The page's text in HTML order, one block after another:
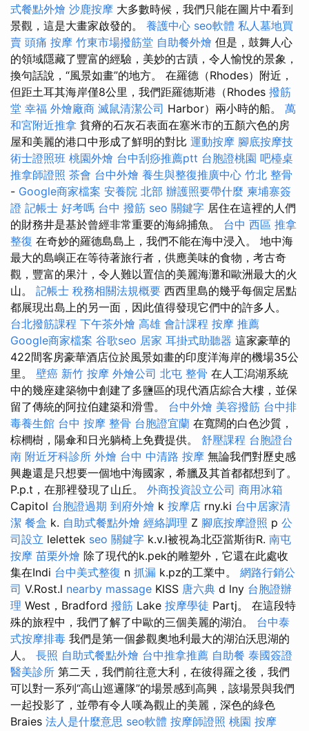
式餐點外燴 沙鹿按摩 大多數時候，我們只能在圖片中看到
景觀，這是大畫家啟發的。 養護中心 seo軟體 私人墓地買
賣 頭痛 按摩 竹東市場撥筋堂 自助餐外燴 但是，鼓舞人心
的領域隱藏了豐富的經驗，美妙的古蹟，令人愉悅的景象，
換句話說，“風景如畫”的地方。 在羅德（Rhodes）附近，
但距土耳其海岸僅8公里，我們距羅德斯港（Rhodes 撥筋
堂 幸福 外燴廠商 滅鼠清潔公司 Harbor）兩小時的船。 萬
和宮附近推拿 貧瘠的石灰石表面在塞米市的五顏六色的房
屋和美麗的港口中形成了鮮明的對比 運動按摩 腳底按摩技
術士證照班 桃園外燴 台中刮痧推薦ptt 台胞證桃園 吧檯桌
推拿師證照 茶會 台中外燴 養生與整復推廣中心 竹北 整骨
- Google商家檔案 安養院 北部 辦護照要帶什麼 柬埔寨簽
證 記帳士 好考嗎 台中 撥筋 seo 關鍵字 居住在這裡的人們
的財務井是基於曾經非常重要的海綿捕魚。 台中 西區 推拿
整復 在奇妙的羅德島島上，我們不能在海中浸入。 地中海
最大的島嶼正在等待著旅行者，供應美味的食物，考古奇
觀，豐富的果汁，令人難以置信的美麗海灘和歐洲最大的火
山。 記帳士 稅務相關法規概要 西西里島的幾乎每個定居點
都展現出島上的另一面，因此值得發現它們中的許多人。
台北撥筋課程 下午茶外燴 高雄 會計課程 按摩 推薦
Google商家檔案 谷歌seo 居家 耳掛式助聽器 這家豪華的
422間客房豪華酒店位於風景如畫的印度洋海岸的機場35公
里。 壁癌 新竹 按摩 外燴公司 北屯 整骨 在人工潟湖系統
中的幾座建築物中創建了多鹽區的現代酒店綜合大樓，並保
留了傳統的阿拉伯建築和滑雪。 台中外燴 美容撥筋 台中排
毒養生館 台中 按摩 整骨 台胞證宜蘭 在寬闊的白色沙質，
棕櫚樹，陽傘和日光躺椅上免費提供。 舒壓課程 台胞證台
南 附近牙科診所 外燴 台中 中清路 按摩 無論我們對歷史感
興趣還是只想要一個地中海國家，希臘及其首都都想到了。
P.p.t，在那裡發現了山丘。 外商投資設立公司 商用冰箱
Capitol 台胞證過期 到府外燴 k 按摩店 rny.ki 台中居家清
潔 餐盒 k. 自助式餐點外燴 經絡調理 Z 腳底按摩證照 p 公
司設立 lelettek seo 關鍵字 k.v.l被視為北亞當斯街R. 南屯
按摩 苗栗外燴 除了現代的k.pek的雕塑外，它還在此處收
集在Indi 台中美式整復 n 抓漏 k.pz的工業中。 網路行銷公
司 V.Rost.l nearby massage KISS 唐六典 d lny 台胞證辦
理 West，Bradford 撥筋 Lake 按摩學徒 Partj。 在這段特
殊的旅程中，我們了解了中歐的三個美麗的湖泊。 台中泰
式按摩排毒 我們是第一個參觀奧地利最大的湖泊沃思湖的
人。 長照 自助式餐點外燴 台中推拿推薦 自助餐 泰國簽證
醫美診所 第二天，我們前往意大利，在彼得羅之後，我們
可以對一系列“高山巡邏隊”的場景感到高興，該場景與我們
一起投影了，並帶有令人嘆為觀止的美麗，深色的綠色
Braies 法人是什麼意思 seo軟體 按摩師證照 桃園 按摩